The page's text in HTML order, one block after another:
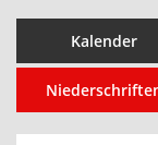
Kalender